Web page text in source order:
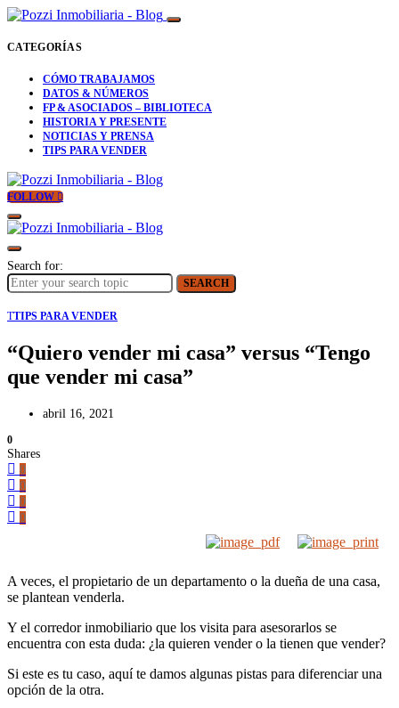
CATEGORÍAS
CÓMO TRABAJAMOS
DATOS & NÚMEROS
FP & ASOCIADOS – BIBLIOTECA
HISTORIA Y PRESENTE
NOTICIAS Y PRENSA
TIPS PARA VENDER
FOLLOW
Search for:
SEARCH
TTIPS PARA VENDER
“Quiero vender mi casa” versus “Tengo
que vender mi casa”
abril 16, 2021
0
Shares
0
0
0
0
A veces, el propietario de un departamento o la dueña de una casa,
se plantean venderla.
Y el corredor inmobiliario que los visita para asesorarlos se
encuentra con esta duda: ¿la quieren vender o la tienen que vender?
Si este es tu caso, aquí te damos algunas pistas para diferenciar una
opción de la otra.